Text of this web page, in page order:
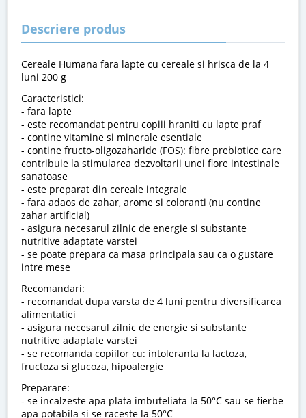
Descriere produs
Cereale Humana fara lapte cu cereale si hrisca de la 4
luni 200 g
Caracteristici:
- fara lapte
- este recomandat pentru copiii hraniti cu lapte praf
- contine vitamine si minerale esentiale
- contine fructo-oligozaharide (FOS): fibre prebiotice care
contribuie la stimularea dezvoltarii unei flore intestinale
sanatoase
- este preparat din cereale integrale
- fara adaos de zahar, arome si coloranti (nu contine
zahar artificial)
- asigura necesarul zilnic de energie si substante
nutritive adaptate varstei
- se poate prepara ca masa principala sau ca o gustare
intre mese
Recomandari:
- recomandat dupa varsta de 4 luni pentru diversificarea
alimentatiei
- asigura necesarul zilnic de energie si substante
nutritive adaptate varstei
- se recomanda copiilor cu: intoleranta la lactoza,
fructoza si glucoza, hipoalergie
Preparare:
- se incalzeste apa plata imbuteliata la 50°C sau se fierbe
apa potabila si se raceste la 50°C